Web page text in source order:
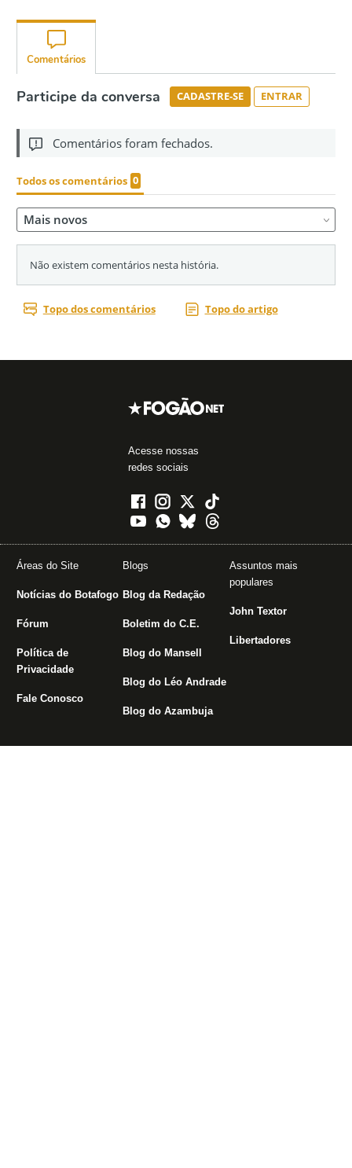
Acesse nossas
redes sociais
Áreas do Site
Notícias do Botafogo
Fórum
Política de
Privacidade
Fale Conosco
Blogs
Blog da Redação
Boletim do C.E.
Blog do Mansell
Blog do Léo Andrade
Blog do Azambuja
Assuntos mais
populares
John Textor
Libertadores